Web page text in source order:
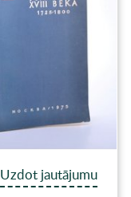
Uzdot jautājumu